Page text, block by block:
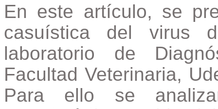
En este artículo, se
casuística del virus
laboratorio de
Facultad Veterinaria,
Para ello se